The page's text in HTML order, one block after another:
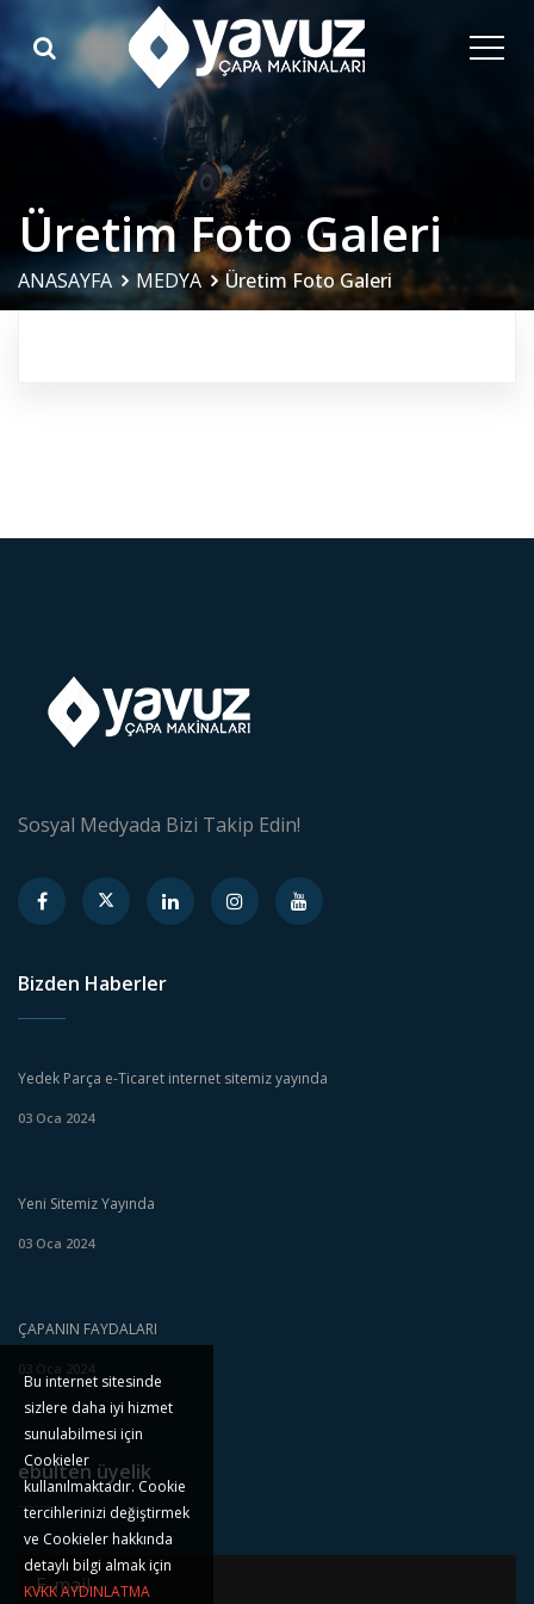
Üretim Foto Galeri
ANASAYFA MEDYA Üretim Foto Galeri
Sosyal Medyada Bizi Takip Edin!
Bizden Haberler
Yedek Parça e-Ticaret internet sitemiz yayında
03 Oca 2024
Yeni Sitemiz Yayında
03 Oca 2024
ÇAPANIN FAYDALARI
03 Oca 2024
ebülten üyelik
Bu internet sitesinde
sizlere daha iyi hizmet
sunulabilmesi için
Cookieler
kullanılmaktadır. Cookie
tercihlerinizi değiştirmek
ve Cookieler hakkında
detaylı bilgi almak için
KVKK AYDINLATMA